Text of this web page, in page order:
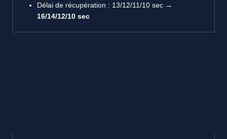
Délai de récupération : 13/12/11/10 sec →
16/14/12/10 sec